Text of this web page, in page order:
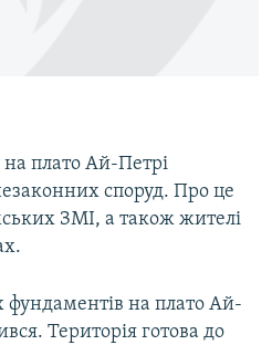
плато Ай-Петрі
споруд. Про це
ЗМІ, а також жителі
фундаментів на плато Ай-
Територія готова до